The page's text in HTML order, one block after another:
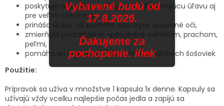
poskytuje okamžité upokojenie a dlhotrvajúcu úľavu aj
pre veľmi citlivé oči,
prináša úľavu od suchého oka a pre unavené oči,
zmierňuje podráždenie spôsobené oslnením, prachom,
peľmi,
pomáha pri celodennom nosení kontaktných šošoviek
Použitie:
Prípravok sa užíva v množstve 1 kapsula 1x denne. Kapsuly sa
užívajú vždy vcelku najlepšie počas jedla a zapijú sa
Vybavené budú od
17.8.2026.
Ďakujeme za
pochopenie. iliek